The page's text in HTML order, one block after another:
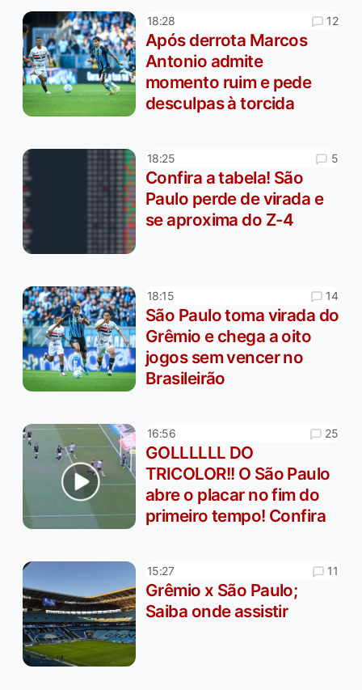
18:28 12
Após derrota Marcos
Antonio admite
momento ruim e pede
desculpas à torcida
18:25 5
Confira a tabela! São
Paulo perde de virada e
se aproxima do Z-4
18:15 14
São Paulo toma virada do
Grêmio e chega a oito
jogos sem vencer no
Brasileirão
16:56 25
GOLLLLLL DO
TRICOLOR!! O São Paulo
abre o placar no fim do
primeiro tempo! Confira
15:27 11
Grêmio x São Paulo;
Saiba onde assistir